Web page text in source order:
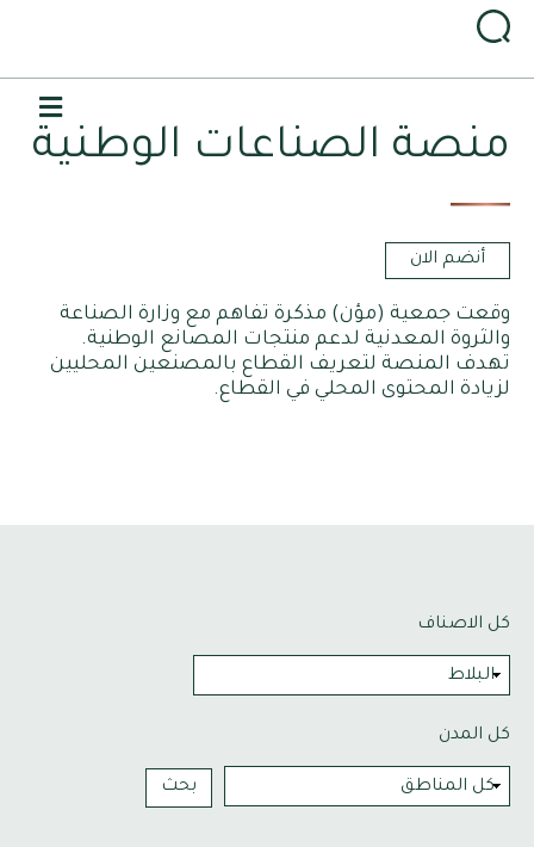
منصة الصناعات الوطنية
أنضم الان
وقعت جمعية (مؤن) مذكرة تفاهم مع وزارة الصناعة
والثروة المعدنية لدعم منتجات المصانع الوطنية.
تهدف المنصة لتعريف القطاع بالمصنعين المحليين
لزيادة المحتوى المحلي في القطاع.
كل الاصناف
كل المدن